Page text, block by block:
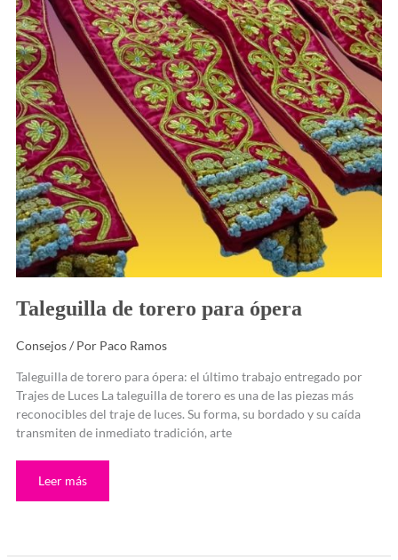
Taleguilla de torero para ópera
Consejos/ Por Paco Ramos
Taleguilla de torero para ópera: el último trabajo entregado por
Trajes de Luces La taleguilla de torero es una de las piezas más
reconocibles del traje de luces. Su forma, su bordado y su caída
transmiten de inmediato tradición, arte
Leer más